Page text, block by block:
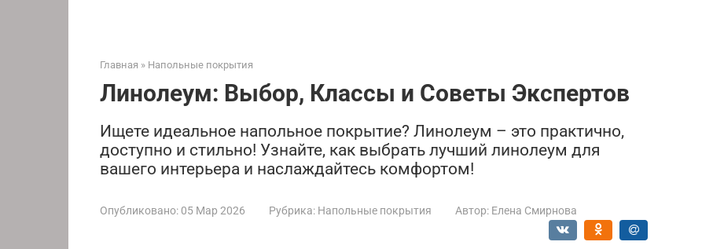
Главная » Напольные покрытия
Линолеум: Выбор, Классы и Советы Экспертов
Ищете идеальное напольное покрытие? Линолеум – это практично,
доступно и стильно! Узнайте, как выбрать лучший линолеум для
вашего интерьера и наслаждайтесь комфортом!
Опубликовано: 05 Мар 2026 Рубрика: Напольные покрытия Автор: Елена Смирнова